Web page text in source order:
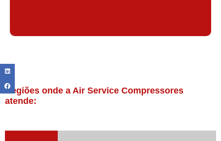
Regiões onde a Air Service Compressores
atende: